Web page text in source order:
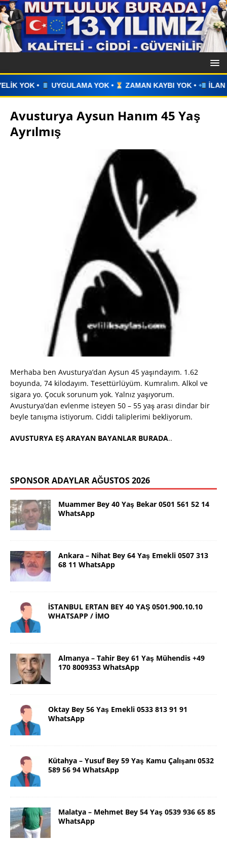
YOK • ZAMAN KAYBI YOK • İLAN VERİN • WHATSAPP
Avusturya Aysun Hanım 45 Yaş
Ayrılmış
Merhaba ben Avusturya’dan Aysun 45 yaşındayım. 1.62
boyunda, 74 kilodayım. Tesettürlüyüm. Kumralım. Alkol ve
sigara yo. Çocuk sorunum yok. Yalnız yaşıyorum.
Avusturya’dan evlenme isteyen 50 – 55 yaş arası dindar bir
beyle tanışma istiyorum. Ciddi taliplerimi bekliyorum.
AVUSTURYA EŞ ARAYAN BAYANLAR BURADA..
SPONSOR ADAYLAR AĞUSTOS 2026
Muammer Bey 40 Yaş Bekar 0501 561 52 14
WhatsApp
Ankara – Nihat Bey 64 Yaş Emekli 0507 313
68 11 WhatsApp
İSTANBUL ERTAN BEY 40 YAŞ 0501.900.10.10
WHATSAPP / İMO
Almanya – Tahir Bey 61 Yaş Mühendis +49
170 8009353 WhatsApp
Oktay Bey 56 Yaş Emekli 0533 813 91 91
WhatsApp
Kütahya – Yusuf Bey 59 Yaş Kamu Çalışanı 0532
589 56 94 WhatsApp
Malatya – Mehmet Bey 54 Yaş 0539 936 65 85
WhatsApp